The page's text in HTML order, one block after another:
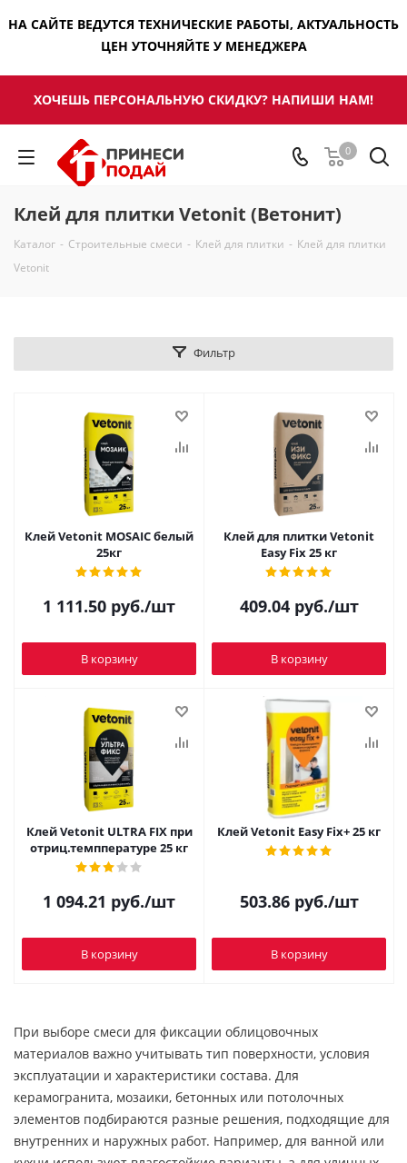
НА САЙТЕ ВЕДУТСЯ ТЕХНИЧЕСКИЕ РАБОТЫ, АКТУАЛЬНОСТЬ
ЦЕН УТОЧНЯЙТЕ У МЕНЕДЖЕРА
ХОЧЕШЬ ПЕРСОНАЛЬНУЮ СКИДКУ? НАПИШИ НАМ!
0
Клей для плитки Vetonit (Ветонит)
Каталог - Строительные смеси - Клей для плитки - Клей для плитки
Vetonit
Фильтр
Клей Vetonit MOSAIC белый
25кг
1 111.50 руб./шт
В корзину
Клей для плитки Vetonit
Easy Fix 25 кг
409.04руб./шт
В корзину
Клей Vetonit ULTRA FIX при
отриц.темппературе 25 кг
1 094.21 руб./шт
В корзину
Клей Vetonit Easy Fix+ 25 кг
503.86руб./шт
В корзину
При выборе смеси для фиксации облицовочных
материалов важно учитывать тип поверхности, условия
эксплуатации и характеристики состава. Для
керамогранита, мозаики, бетонных или потолочных
элементов подбираются разные решения, подходящие для
внутренних и наружных работ. Например, для ванной или